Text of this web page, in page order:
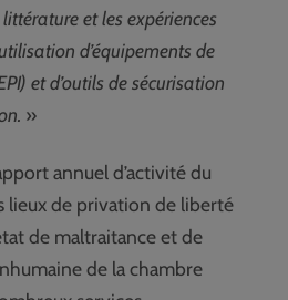
et les expériences
d’équipements de
et d’outils de sécurisation
»
annuel d’activité du
lieux de privation de liberté
de maltraitance et de
de la chambre